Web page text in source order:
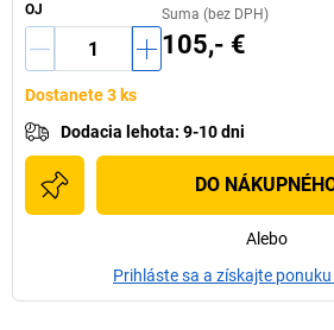
OJ Suma (bez DPH)
105,- €
Dostanete 3 ks
Dodacia lehota: 9-10 dni
DO
Alebo
Prihláste sa a získajte